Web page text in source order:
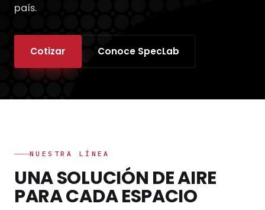
país.
Cotizar Conoce SpecLab
NUESTRA LÍNEA
UNA SOLUCIÓN DE AIRE
PARA CADA ESPACIO